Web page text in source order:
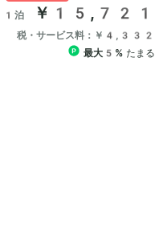
1泊 ￥15,721
税・サービス料：￥4,332
最大5% たまる